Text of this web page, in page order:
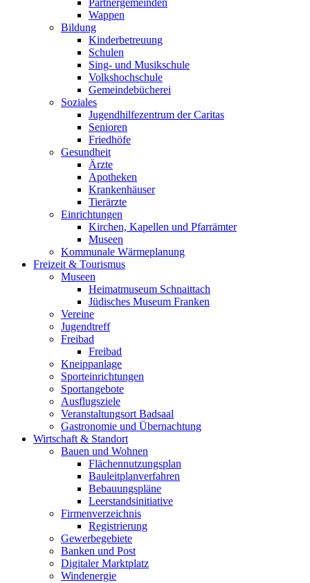
Partnergemeinden
Wappen
Bildung
Kinderbetreuung
Schulen
Sing- und Musikschule
Volkshochschule
Gemeindebücherei
Soziales
Jugendhilfezentrum der Caritas
Senioren
Friedhöfe
Gesundheit
Ärzte
Apotheken
Krankenhäuser
Tierärzte
Einrichtungen
Kirchen, Kapellen und Pfarrämter
Museen
Kommunale Wärmeplanung
Freizeit & Tourismus
Museen
Heimatmuseum Schnaittach
Jüdisches Museum Franken
Vereine
Jugendtreff
Freibad
Freibad
Kneippanlage
Sporteinrichtungen
Sportangebote
Ausflugsziele
Veranstaltungsort Badsaal
Gastronomie und Übernachtung
Wirtschaft & Standort
Bauen und Wohnen
Flächennutzungsplan
Bauleitplanverfahren
Bebauungspläne
Leerstandsinitiative
Firmenverzeichnis
Registrierung
Gewerbegebiete
Banken und Post
Digitaler Marktplatz
Windenergie